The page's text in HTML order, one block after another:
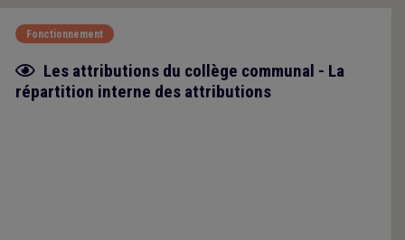
Fonctionnement
Fiche focus
Les attributions du collège communal - La
répartition interne des attributions